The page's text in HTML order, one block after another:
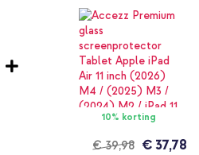
Volledige bescherming
10% korting
€ 39,98 € 37,78